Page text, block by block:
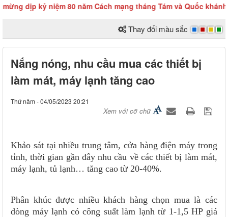
dịp kỷ niệm 80 năm Cách mạng tháng Tám và Quốc khánh 2/9
Thay đổi màu sắc
Nắng nóng, nhu cầu mua các thiết bị
làm mát, máy lạnh tăng cao
Thứ năm - 04/05/2023 20:21
Xem với cỡ chữ
Khảo sát tại nhiều trung tâm, cửa hàng điện máy trong
tỉnh, thời gian gần đây nhu cầu về các thiết bị làm mát,
máy lạnh, tủ lạnh… tăng cao từ 20-40%.
Phân khúc được nhiều khách hàng chọn mua là các
dòng máy lạnh có công suất làm lạnh từ 1-1,5 HP giá